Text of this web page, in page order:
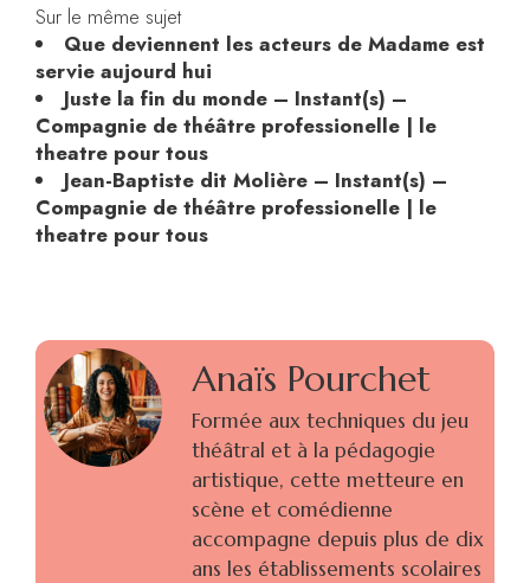
Sur le même sujet
Que deviennent les acteurs de Madame est
servie aujourd hui
Juste la fin du monde – Instant(s) –
Compagnie de théâtre professionelle | le
theatre pour tous
Jean-Baptiste dit Molière – Instant(s) –
Compagnie de théâtre professionelle | le
theatre pour tous
Anaïs Pourchet
Formée aux techniques du jeu
théâtral et à la pédagogie
artistique, cette metteure en
scène et comédienne
accompagne depuis plus de dix
ans les établissements scolaires